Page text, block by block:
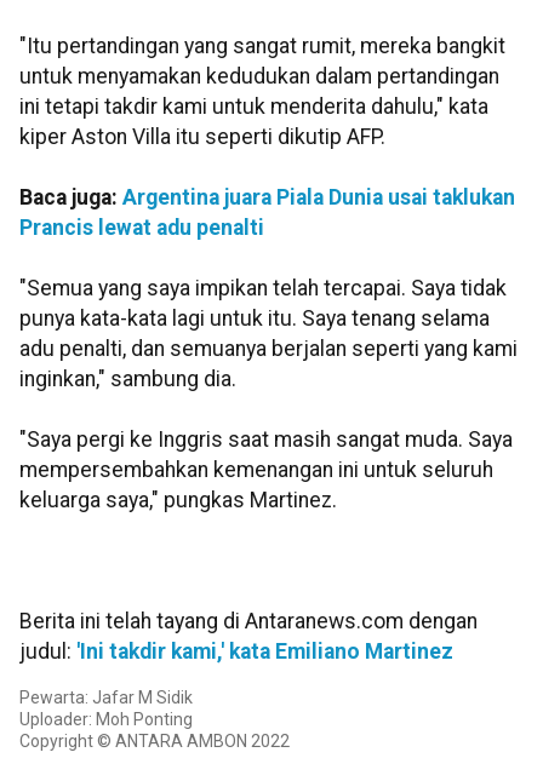
"Itu pertandingan yang sangat rumit, mereka bangkit
untuk menyamakan kedudukan dalam pertandingan
ini tetapi takdir kami untuk menderita dahulu," kata
kiper Aston Villa itu seperti dikutip AFP.
Baca juga: Argentina juara Piala Dunia usai taklukan
Prancis lewat adu penalti
"Semua yang saya impikan telah tercapai. Saya tidak
punya kata-kata lagi untuk itu. Saya tenang selama
adu penalti, dan semuanya berjalan seperti yang kami
inginkan," sambung dia.
"Saya pergi ke Inggris saat masih sangat muda. Saya
mempersembahkan kemenangan ini untuk seluruh
keluarga saya," pungkas Martinez.
Berita ini telah tayang di Antaranews.com dengan
judul: 'Ini takdir kami,' kata Emiliano Martinez
Pewarta: Jafar M Sidik
Uploader: Moh Ponting
Copyright © ANTARA AMBON 2022